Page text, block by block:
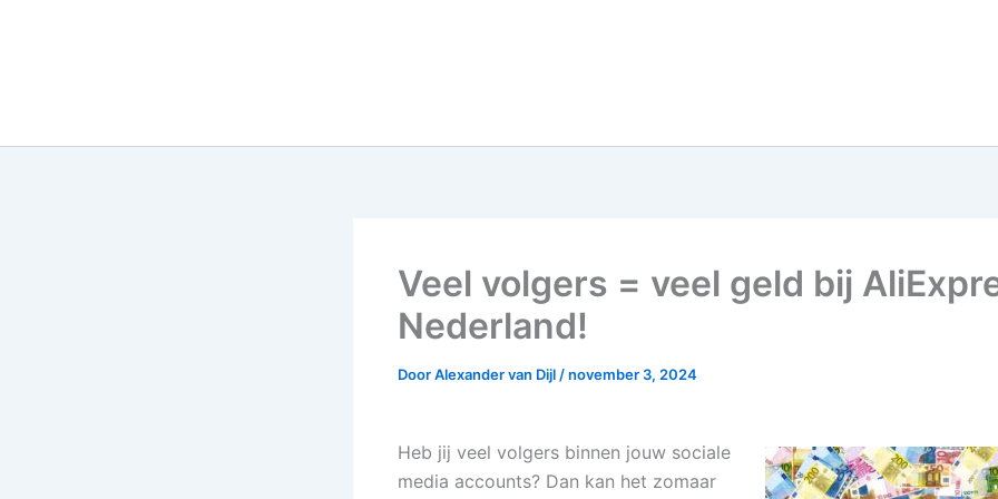
Veel volgers = veel geld bij
Nederland!
DoorAlexander van Dijl /november 3, 2024
Heb jij veel volgers binnen jouw sociale
media accounts? Dan kan het zomaar